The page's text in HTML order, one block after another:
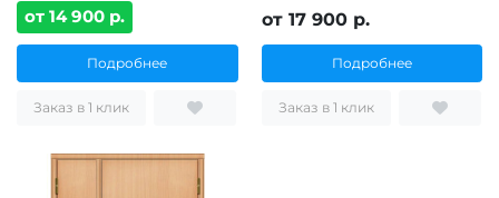
от 14 900 р.
Подробнее
Заказ в 1 клик
от 17 900 р.
Подробнее
Заказ в 1 клик